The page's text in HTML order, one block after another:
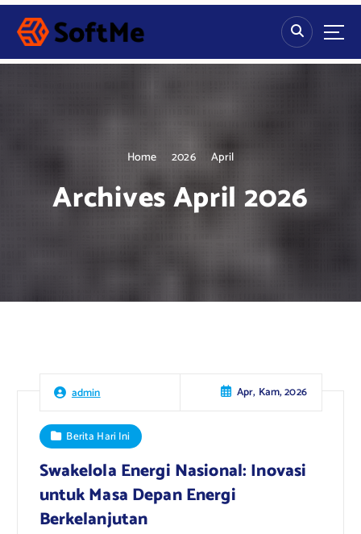
S
p
Home 2026 April
Archives April 2026
admin Apr, Kam, 2026
Berita Hari Ini
Swakelola Energi Nasional: Inovasi
untuk Masa Depan Energi
Berkelanjutan